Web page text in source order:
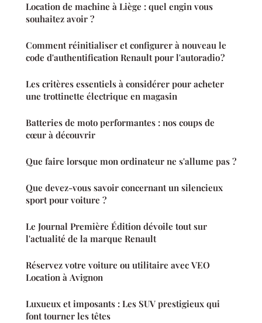
Location de machine à Liège : quel engin vous
souhaitez avoir ?
Comment réinitialiser et configurer à nouveau le
code d'authentification Renault pour l'autoradio ?
Les critères essentiels à considérer pour acheter
une trottinette électrique en magasin
Batteries de moto performantes : nos coups de
cœur à découvrir
Que faire lorsque mon ordinateur ne s'allume pas ?
Que devez-vous savoir concernant un silencieux
sport pour voiture ?
Le Journal Première Édition dévoile tout sur
l'actualité de la marque Renault
Réservez votre voiture ou utilitaire avec VEO
Location à Avignon
Luxueux et imposants : Les SUV prestigieux qui
font tourner les têtes